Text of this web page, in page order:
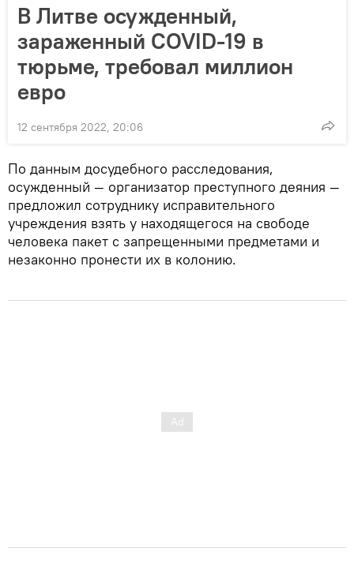
В Литве осужденный,
зараженный COVID-19 в
тюрьме, требовал миллион
евро
12 сентября 2022, 20:06
По данным досудебного расследования,
осужденный — организатор преступного деяния —
предложил сотруднику исправительного
учреждения взять у находящегося на свободе
человека пакет с запрещенными предметами и
незаконно пронести их в колонию.